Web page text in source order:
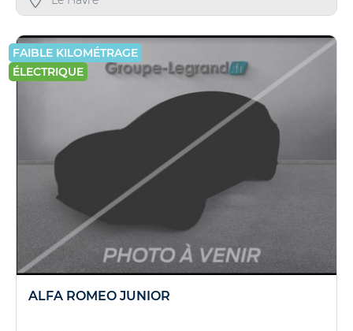
FAIBLE KILOMÉTRAGE
ÉLECTRIQUE
ALFA ROMEO JUNIOR